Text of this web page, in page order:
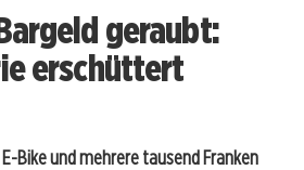
geraubt:
erschüttert
Bike und mehrere tausend Franken